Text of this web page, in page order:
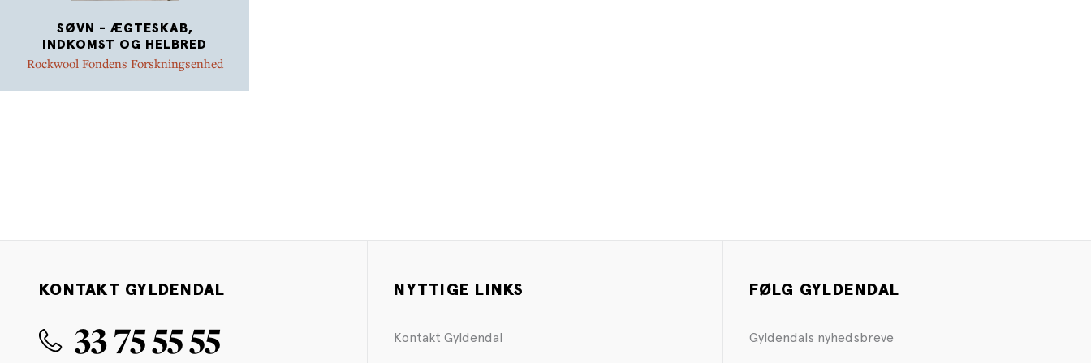
SØVN - ÆGTESKAB,
INDKOMST OG HELBRED
Rockwool Fondens Forskningsenhed
KONTAKT GYLDENDAL
33 75 55 55
NYTTIGE LINKS
Kontakt Gyldendal
FØLG GYLDENDAL
Gyldendals nyhedsbreve